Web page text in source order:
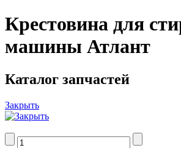
Крестовина для
машины Атлант
Каталог запчастей
Закрыть